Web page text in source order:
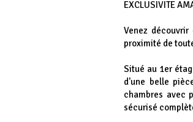
EXCLUSIVITE
Venez
proximité de
Situé au 1er
d'une belle
chambres avec
sécurisé